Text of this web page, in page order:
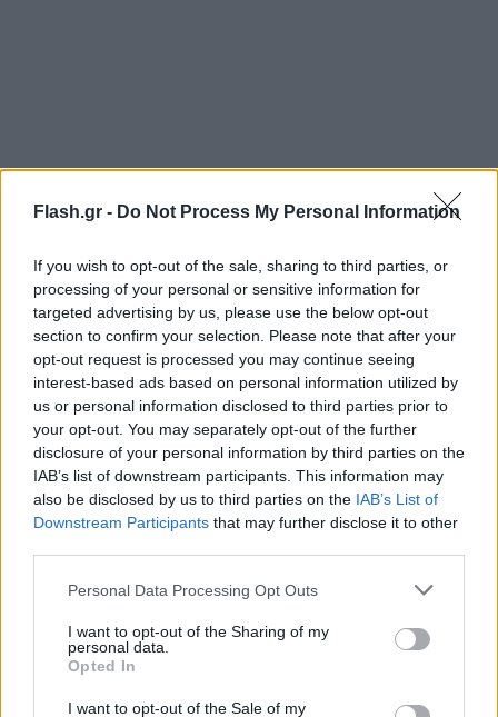
Flash.gr - Do Not Process My Personal Information
If you wish to opt-out of the sale, sharing to third parties, or
processing of your personal or sensitive information for
targeted advertising by us, please use the below opt-out
section to confirm your selection. Please note that after your
opt-out request is processed you may continue seeing
interest-based ads based on personal information utilized by
us or personal information disclosed to third parties prior to
your opt-out. You may separately opt-out of the further
disclosure of your personal information by third parties on the
IAB’s list of downstream participants. This information may
also be disclosed by us to third parties on the IAB’s List of
Downstream Participants that may further disclose it to other
Please note that this website/app uses one or more Google
not limited to your visit or usage behaviour. You may click to
grant or deny consent to Google and its third-party tags to
use your data for below specified purposes in below Google
consent section.
Personal Data Processing Opt Outs
I want to opt-out of the Sharing of my
personal data.
Opted In
I want to opt-out of the Sale of my
FLASH FOCUS